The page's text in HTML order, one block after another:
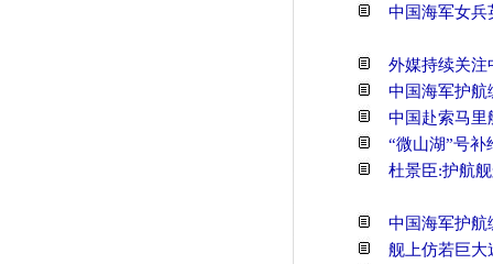
中国海军女兵
外媒持续关注
中国海军护航
中国赴索马里
“微山湖”号
杜景臣:护航
中国海军护航
舰上仿若巨大